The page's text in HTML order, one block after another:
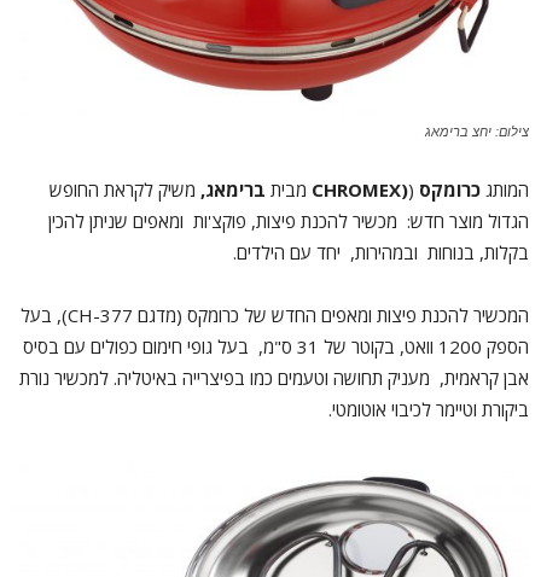
צילום: יחצ ברימאג
המותג כרומקס (
(CHROMEX מבית ברימאג, משיק לקראת החופש
הגדול מוצר חדש: מכשיר להכנת פיצות, פוקצ'ות ומאפים שניתן להכין
בקלות, בנוחות ובמהירות, יחד עם הילדים.
המכשיר להכנת פיצות ומאפים החדש של כרומקס (מדגם CH-377), בעל
הספק 1200 וואט, בקוטר של 31 ס"מ, בעל גופי חימום כפולים עם בסיס
אבן קראמית, מעניק תחושה וטעמים כמו בפיצרייה באיטליה. למכשיר נורת
ביקורת וטיימר לכיבוי אוטומטי.